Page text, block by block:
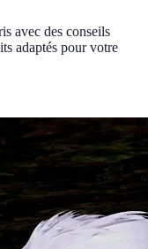
avec des conseils
adaptés pour votre